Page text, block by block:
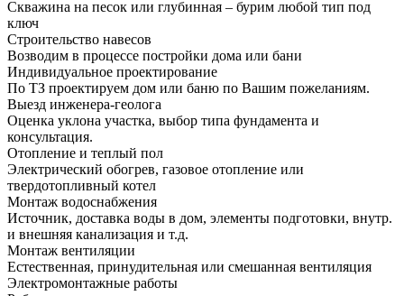
Скважина на песок или глубинная – бурим любой тип под
ключ
Строительство навесов
Возводим в процессе постройки дома или бани
Индивидуальное проектирование
По ТЗ проектируем дом или баню по Вашим пожеланиям.
Выезд инженера-геолога
Оценка уклона участка, выбор типа фундамента и
консультация.
Отопление и теплый пол
Электрический обогрев, газовое отопление или
твердотопливный котел
Монтаж водоснабжения
Источник, доставка воды в дом, элементы подготовки, внутр.
и внешняя канализация и т.д.
Монтаж вентиляции
Естественная, принудительная или смешанная вентиляция
Электромонтажные работы